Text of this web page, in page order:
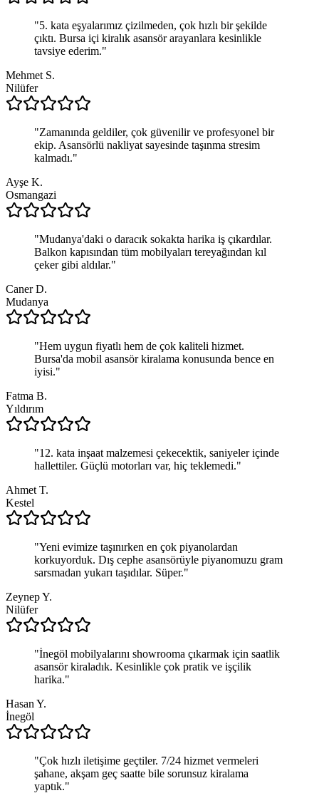
"5. kata eşyalarımız çizilmeden, çok hızlı bir şekilde
çıktı. Bursa içi kiralık asansör arayanlara kesinlikle
tavsiye ederim."
Mehmet S.
Nilüfer
"Zamanında geldiler, çok güvenilir ve profesyonel bir
ekip. Asansörlü nakliyat sayesinde taşınma stresim
kalmadı."
Ayşe K.
Osmangazi
"Mudanya'daki o daracık sokakta harika iş çıkardılar.
Balkon kapısından tüm mobilyaları tereyağından kıl
çeker gibi aldılar."
Caner D.
Mudanya
"Hem uygun fiyatlı hem de çok kaliteli hizmet.
Bursa'da mobil asansör kiralama konusunda bence en
iyisi."
Fatma B.
Yıldırım
"12. kata inşaat malzemesi çekecektik, saniyeler içinde
hallettiler. Güçlü motorları var, hiç teklemedi."
Ahmet T.
Kestel
"Yeni evimize taşınırken en çok piyanolardan
korkuyorduk. Dış cephe asansörüyle piyanomuzu gram
sarsmadan yukarı taşıdılar. Süper."
Zeynep Y.
Nilüfer
"İnegöl mobilyalarını showrooma çıkarmak için saatlik
asansör kiraladık. Kesinlikle çok pratik ve işçilik
harika."
Hasan Y.
İnegöl
"Çok hızlı iletişime geçtiler. 7/24 hizmet vermeleri
şahane, akşam geç saatte bile sorunsuz kiralama
yaptık."